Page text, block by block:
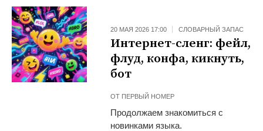
20 МАЯ 2026 17:00 СЛОВАРНЫЙ ЗАПАС
Интернет-сленг: фейл,
флуд, конфа, кикнуть,
бот
ОТ ПЕРВЫЙ НОМЕР
Продолжаем знакомиться с
новинками языка.